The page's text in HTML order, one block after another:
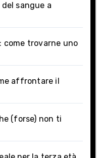
sangue a
come trovarne uno
affrontare il
(forse) non ti